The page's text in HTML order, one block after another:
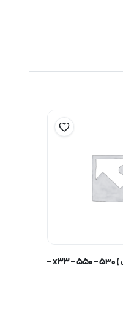
سوپاپ هوا ( بنزین ) ۵۳۰ – ۵۵۰ – x33 –